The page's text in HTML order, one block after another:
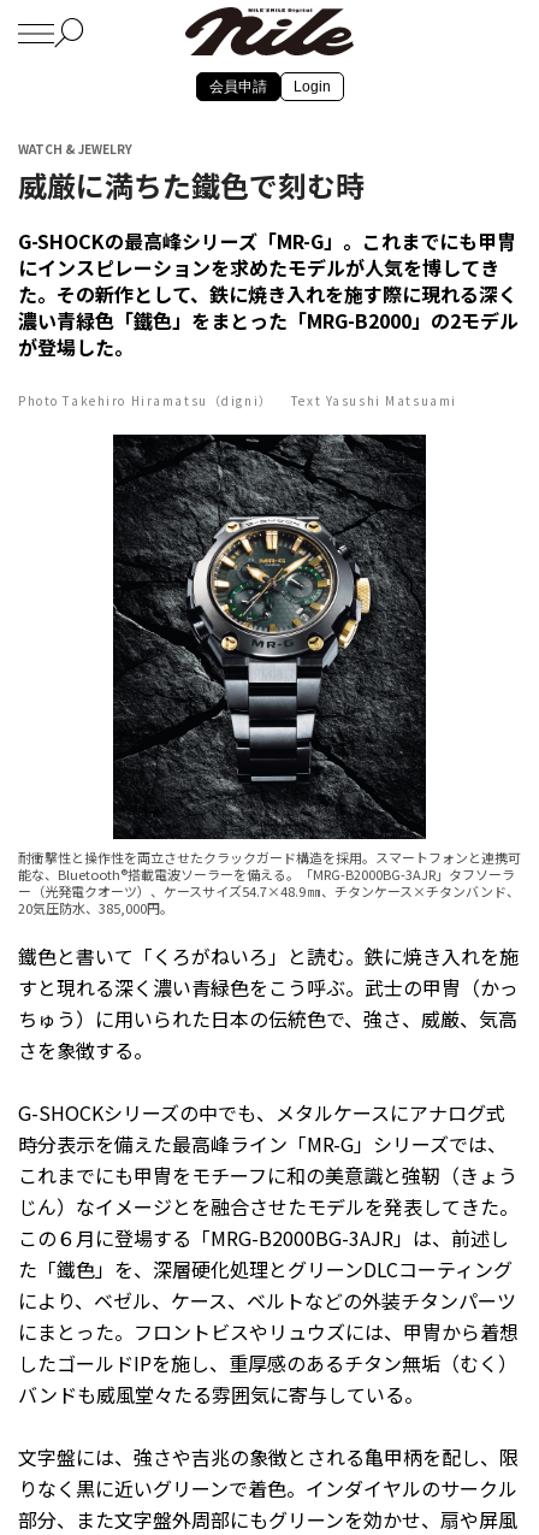
会員申請 Login
WATCH & JEWELRY
威厳に満ちた鐵色で刻む時
G-SHOCKの最高峰シリーズ「MR-G」。これまでにも甲冑
にインスピレーションを求めたモデルが人気を博してき
た。その新作として、鉄に焼き入れを施す際に現れる深く
濃い青緑色「鐵色」をまとった「MRG-B2000」の2モデル
が登場した。
Photo Takehiro Hiramatsu（digni） Text Yasushi Matsuami
耐衝撃性と操作性を両立させたクラックガード構造を採用。スマートフォンと連携可
能な、Bluetooth®搭載電波ソーラーを備える。「MRG-B2000BG-3AJR」タフソーラ
ー（光発電クオーツ）、ケースサイズ54.7×48.9 ㎜、チタンケース×チタンバンド、
20気圧防水、385,000円。
鐵色と書いて「くろがねいろ」と読む。鉄に焼き入れを施
すと現れる深く濃い青緑色をこう呼ぶ。武士の甲冑（かっ
ちゅう）に用いられた日本の伝統色で、強さ、威厳、気高
さを象徴する。
G-SHOCKシリーズの中でも、メタルケースにアナログ式
時分表示を備えた最高峰ライン「MR-G」シリーズでは、
これまでにも甲冑をモチーフに和の美意識と強靭（きょう
じん）なイメージとを融合させたモデルを発表してきた。
この６月に登場する「MRG-B2000BG-3AJR」は、前述し
た「鐵色」を、深層硬化処理とグリーンDLCコーティング
により、ベゼル、ケース、ベルトなどの外装チタンパーツ
にまとった。フロントビスやリュウズには、甲冑から着想
したゴールドIPを施し、重厚感のあるチタン無垢（むく）
バンドも威風堂々たる雰囲気に寄与している。
文字盤には、強さや吉兆の象徴とされる亀甲柄を配し、限
りなく黒に近いグリーンで着色。インダイヤルのサークル
部分、また文字盤外周部にもグリーンを効かせ、扇や屏風